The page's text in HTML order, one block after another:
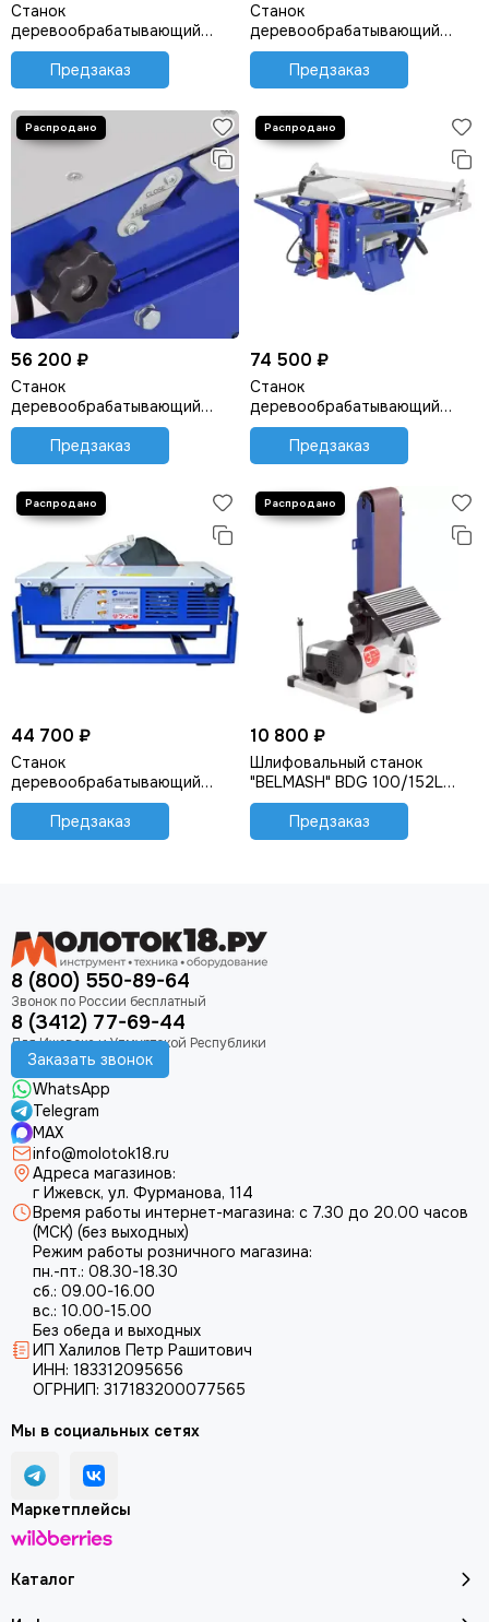
Станок
деревообрабатывающий
"BELMASH" SDM-2000M
Предзаказ
Станок
деревообрабатывающий
"BELMASH" SDM-2200M
Предзаказ
56 200 ₽
Станок
деревообрабатывающий
"BELMASH" SDM-2500M
Предзаказ
74 500 ₽
Станок
деревообрабатывающий
"BELMASH" SDMR-2500
Предзаказ
44 700 ₽
Станок
деревообрабатывающий
"Белмаш" СДМП-2200
Предзаказ
10 800 ₽
Шлифовальный станок
"BELMASH" BDG 100/152L
S221A
Предзаказ
8 (800) 550-89-64
8 (3412) 77-69-44
Заказать звонок
WhatsApp
Telegram
MAX
info@molotok18.ru
Адреса магазинов:
г Ижевск, ул. Фурманова, 114
Время работы интернет-магазина: с 7.30 до 20.00 часов
(МСК) (без выходных)
Режим работы розничного магазина:
пн.-пт.: 08.30-18.30
сб.: 09.00-16.00
вс.: 10.00-15.00
Без обеда и выходных
ИП Халилов Петр Рашитович
ИНН: 183312095656
ОГРНИП: 317183200077565
Каталог
Мы в социальных сетях
Маркетплейсы